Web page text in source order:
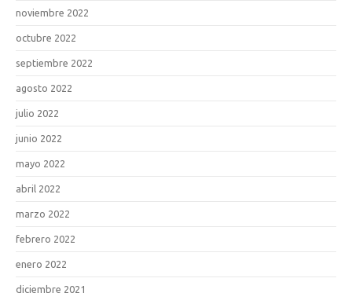
noviembre 2022
octubre 2022
septiembre 2022
agosto 2022
julio 2022
junio 2022
mayo 2022
abril 2022
marzo 2022
febrero 2022
enero 2022
diciembre 2021